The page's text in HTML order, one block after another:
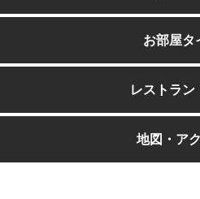
お部屋タ
レストラン
地図・ア